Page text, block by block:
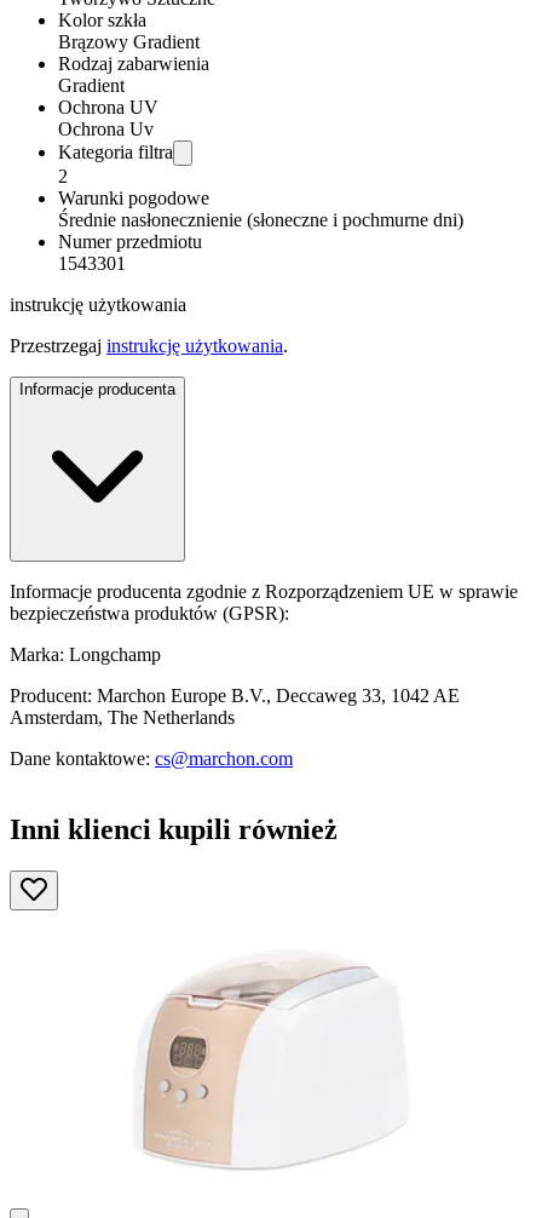
Kolor szkła
Brązowy Gradient
Rodzaj zabarwienia
Gradient
Ochrona UV
Ochrona Uv
Kategoria filtra
2
Warunki pogodowe
Średnie nasłonecznienie (słoneczne i pochmurne dni)
Numer przedmiotu
1543301
instrukcję użytkowania
Przestrzegaj instrukcję użytkowania.
Informacje producenta
Informacje producenta zgodnie z Rozporządzeniem UE w sprawie
bezpieczeństwa produktów (GPSR):
Marka: Longchamp
Producent: Marchon Europe B.V., Deccaweg 33, 1042 AE
Amsterdam, The Netherlands
Dane kontaktowe: cs@marchon.com
Inni klienci kupili również